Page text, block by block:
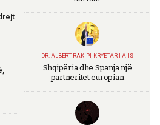
DR. ALBERT RAKIPI, KRYETAR I AIIS
Shqipëria dhe Spanja një
partneritet europian